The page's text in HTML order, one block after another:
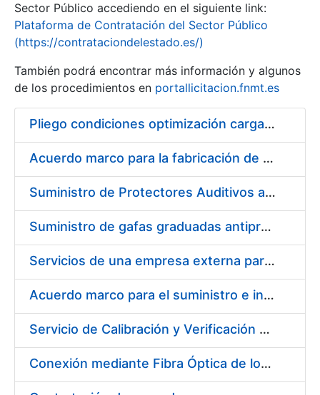
Sector Público accediendo en el siguiente link:
Plataforma de Contratación del Sector Público
(https://contrataciondelestado.es/)
También podrá encontrar más información y algunos
de los procedimientos en portallicitacion.fnmt.es
Pliego condiciones optimización cargas compras firmado
Acuerdo marco para la fabricación de piezas
Suministro de Protectores Auditivos a medida para las personas trabajadoras de los Centros de Trabajo de Madrid y Burgos
Suministro de gafas graduadas antiproyecciones para los trabajadores de la FNMT-RCM en los centros de trabajo de Madrid y Burgos
Servicios de una empresa externa para el asesoramiento y resolución de los recursos de alzada que se presentan relacionados con procesos de selección para la FNMT-RCM
Acuerdo marco para el suministro e instalación de persianas, estores y otros complementos
Servicio de Calibración y Verificación Externa de los Equipos de Medición del Servicio de Prevención de la FNMT-RCM
Conexión mediante Fibra Óptica de los Centros de Proceso de Datos (CPDs) de las sedes de la FNMT-RCM de Burgos y Madrid